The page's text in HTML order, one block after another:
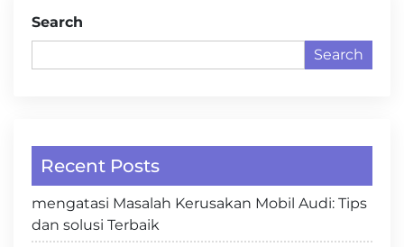
Search
Search
Recent Posts
mengatasi Masalah Kerusakan Mobil Audi: Tips
dan solusi Terbaik